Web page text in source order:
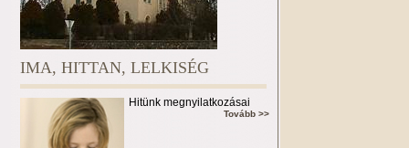
IMA, HITTAN, LELKISÉG
Hitünk megnyilatkozásai
Tovább >>